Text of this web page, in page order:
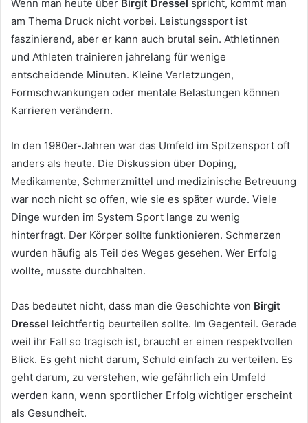
Wenn man heute über Birgit Dressel spricht, kommt man
am Thema Druck nicht vorbei. Leistungssport ist
faszinierend, aber er kann auch brutal sein. Athletinnen
und Athleten trainieren jahrelang für wenige
entscheidende Minuten. Kleine Verletzungen,
Formschwankungen oder mentale Belastungen können
Karrieren verändern.
In den 1980er-Jahren war das Umfeld im Spitzensport oft
anders als heute. Die Diskussion über Doping,
Medikamente, Schmerzmittel und medizinische Betreuung
war noch nicht so offen, wie sie es später wurde. Viele
Dinge wurden im System Sport lange zu wenig
hinterfragt. Der Körper sollte funktionieren. Schmerzen
wurden häufig als Teil des Weges gesehen. Wer Erfolg
wollte, musste durchhalten.
Das bedeutet nicht, dass man die Geschichte von Birgit
Dressel leichtfertig beurteilen sollte. Im Gegenteil. Gerade
weil ihr Fall so tragisch ist, braucht er einen respektvollen
Blick. Es geht nicht darum, Schuld einfach zu verteilen. Es
geht darum, zu verstehen, wie gefährlich ein Umfeld
werden kann, wenn sportlicher Erfolg wichtiger erscheint
als Gesundheit.